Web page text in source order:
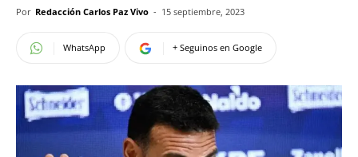
Por Redacción Carlos Paz Vivo - 15 septiembre, 2023
WhatsApp + Seguinos en Google